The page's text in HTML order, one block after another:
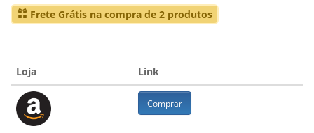
Frete Grátis na compra de 2 produtos
Loja Link
Comprar